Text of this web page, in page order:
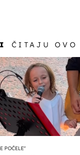
ČITAJU OVO
POČELE"